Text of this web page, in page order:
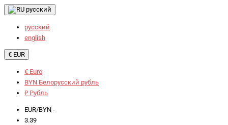
русский
русский
english
€ EUR
€ Euro
BYN Белорусский рубль
₽ Рубль
EUR/BYN -
3.39